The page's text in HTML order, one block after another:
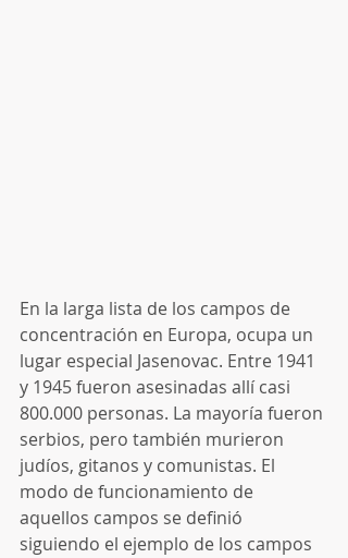
En la larga lista de los campos de
concentración en Europa, ocupa un
lugar especial Jasenovac. Entre 1941
y 1945 fueron asesinadas allí casi
800.000 personas. La mayoría fueron
serbios, pero también murieron
judíos, gitanos y comunistas. El
modo de funcionamiento de
aquellos campos se definió
siguiendo el ejemplo de los campos